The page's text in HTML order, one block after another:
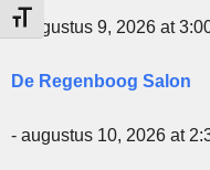
Kies grootte van het
- augustus 9, 2026 at
De Regenboog Salon
- augustus 10, 2026 at